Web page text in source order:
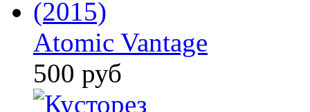
Atomic Vantage
500 руб